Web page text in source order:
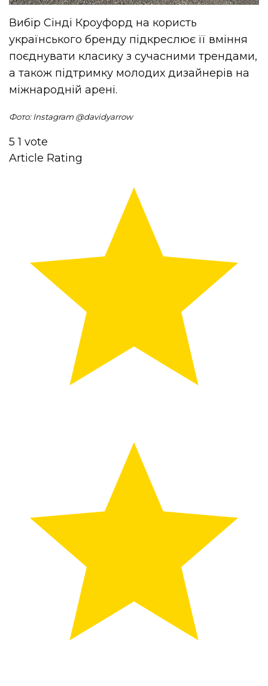
Вибір Сінді Кроуфорд на користь
українського бренду підкреслює її вміння
поєднувати класику з сучасними трендами,
а також підтримку молодих дизайнерів на
міжнародній арені.
Фото: Instagram @davidyarrow
5 1 vote
Article Rating